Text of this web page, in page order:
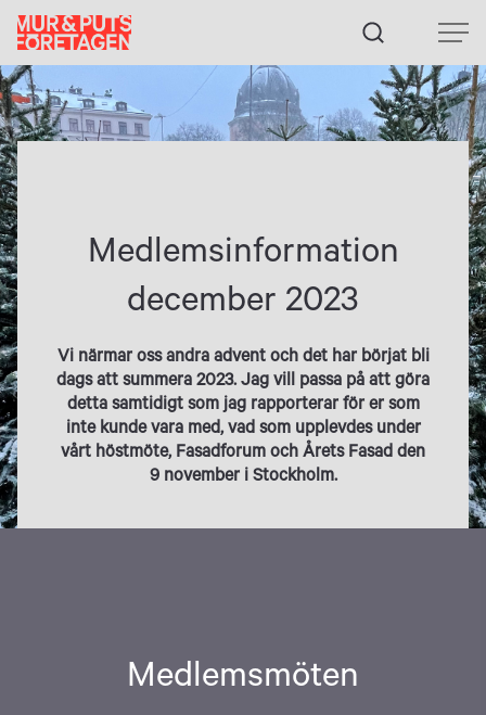
Fortsätt
till
innehållet
Medlemsinformation
december 2023
Vi närmar oss andra advent och det har börjat bli
dags att summera 2023. Jag vill passa på att göra
detta samtidigt som jag rapporterar för er som
inte kunde vara med, vad som upplevdes under
vårt höstmöte, Fasadforum och Årets Fasad den
9 november i Stockholm.
Medlemsmöten